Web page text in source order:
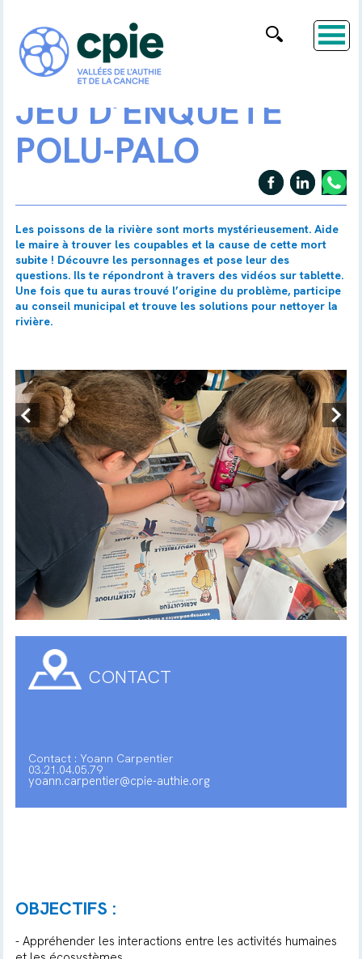
JEU D’ENQUÊTE
POLU-PALO
Les poissons de la rivière sont morts mystérieusement. Aide
le maire à trouver les coupables et la cause de cette mort
subite ! Découvre les personnages et pose leur des
questions. Ils te répondront à travers des vidéos sur tablette.
Une fois que tu auras trouvé l’origine du problème, participe
au conseil municipal et trouve les solutions pour nettoyer la
rivière.
CONTACT
Contact : Yoann Carpentier
03.21.04.05.79
yoann.carpentier@cpie-authie.org
OBJECTIFS :
- Appréhender les interactions entre les activités humaines